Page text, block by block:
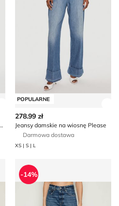
stylu casual 2NDDAY
POPULARNE
278.99 zł
Jeansy damskie na wiosnę Please
Darmowa dostawa
XS | S | L
Blue
Polo Ralph Lauren - Jeansy
-14%